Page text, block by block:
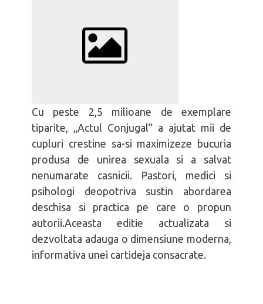
Cu peste 2,5 milioane de exemplare
tiparite, „Actul Conjugal” a ajutat mii de
cupluri crestine sa-si maximizeze bucuria
produsa de unirea sexuala si a salvat
nenumarate casnicii. Pastori, medici si
psihologi deopotriva sustin abordarea
deschisa si practica pe care o propun
autorii.Aceasta editie actualizata si
dezvoltata adauga o dimensiune moderna,
informativa unei cartideja consacrate.